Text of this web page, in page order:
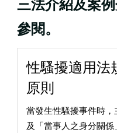
三法介紹及案
參閱。
性騷擾適用法
原則
當發生性騷擾事件時，
及「當事人之身分關